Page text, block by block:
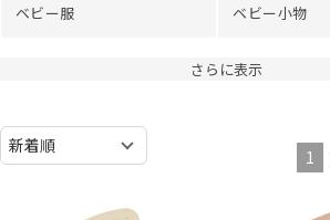
ベビー服 ベビー小物
さらに表示
1